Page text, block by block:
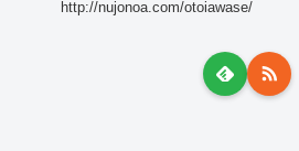
http://nujonoa.com/otoiawase/